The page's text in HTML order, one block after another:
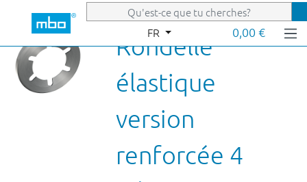
Passer au contenu principal
FR 0,00 €
Rondelle
élastique
version
renforcée 4